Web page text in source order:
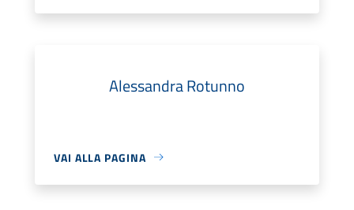
Alessandra Rotunno
VAI ALLA PAGINA